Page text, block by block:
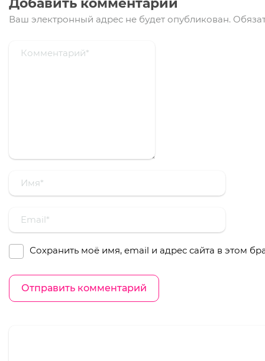
Добавить комментарий
Ваш электронный адрес не будет опубликован.
Сохранить моё имя, email и адрес сайта в этом